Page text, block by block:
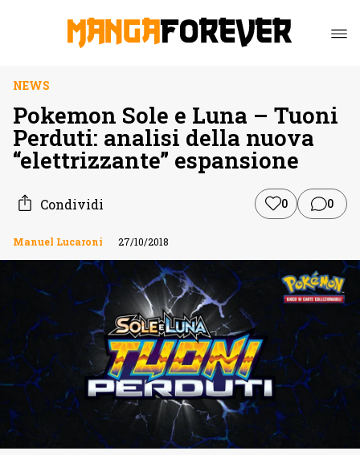
NEWS
Pokemon Sole e Luna – Tuoni
Perduti: analisi della nuova
“elettrizzante” espansione
Condividi 0 0
Manuel Lucaroni 27/10/2018